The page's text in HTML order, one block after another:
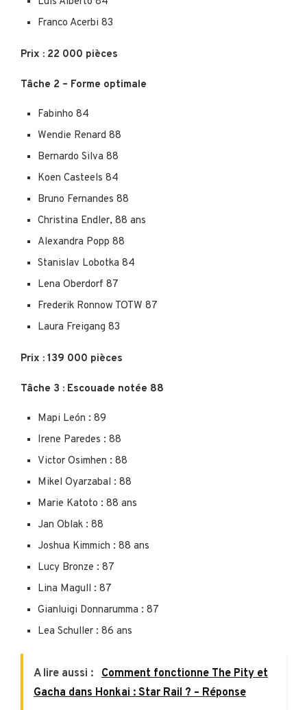
Franco Acerbi 83
Prix : 22 000 pièces
Tâche 2 – Forme optimale
Fabinho 84
Wendie Renard 88
Bernardo Silva 88
Koen Casteels 84
Bruno Fernandes 88
Christina Endler, 88 ans
Alexandra Popp 88
Stanislav Lobotka 84
Lena Oberdorf 87
Frederik Ronnow TOTW 87
Laura Freigang 83
Prix : 139 000 pièces
Tâche 3 : Escouade notée 88
Mapi León : 89
Irene Paredes : 88
Victor Osimhen : 88
Mikel Oyarzabal : 88
Marie Katoto : 88 ans
Jan Oblak : 88
Joshua Kimmich : 88 ans
Lucy Bronze : 87
Lina Magull : 87
Gianluigi Donnarumma : 87
Lea Schuller : 86 ans
A lire aussi :
Comment fonctionne The Pity et
Gacha dans Honkai : Star Rail ? – Réponse